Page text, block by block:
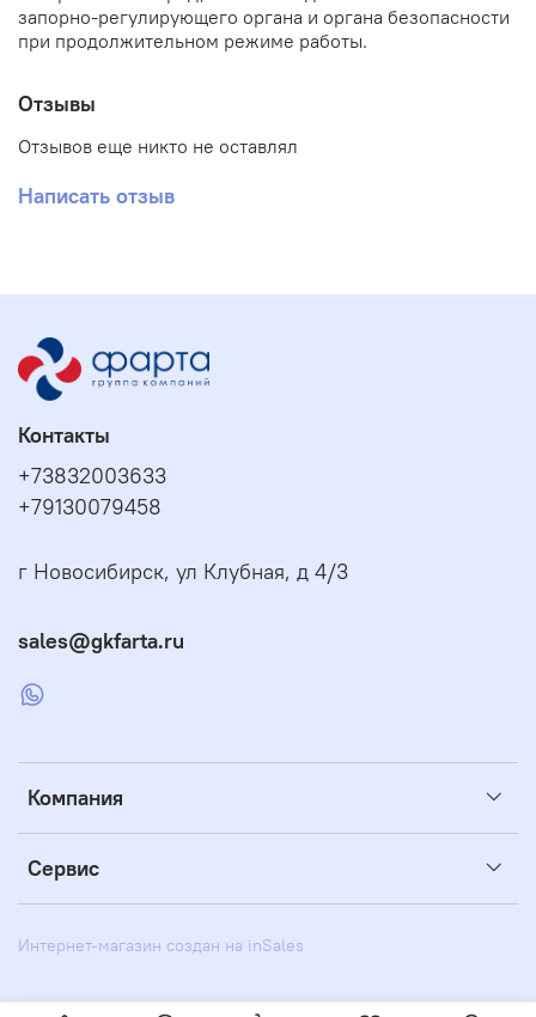
запорно-регулирующего органа и органа безопасности
при продолжительном режиме работы.
Отзывы
Отзывов еще никто не оставлял
Написать отзыв
Компания
Сервис
Контакты
+73832003633
+79130079458
г Новосибирск, ул Клубная, д 4/3
sales@gkfarta.ru
Интернет-магазин создан на inSales